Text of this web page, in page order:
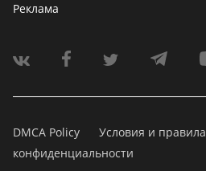
Реклама
DMCA Policy Условия и правила
конфиденциальности